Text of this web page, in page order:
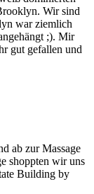
Wir sind
war ziemlich
;). Mir
gut gefallen und
ab zur Massage
shoppten wir uns
Building by